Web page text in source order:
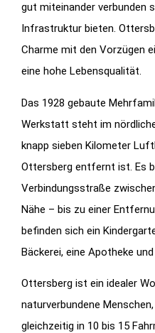
gut miteinander verbunden
Infrastruktur bieten.
Charme mit den Vorzügen
eine hohe Lebensqualität.
Das 1928 gebaute
Werkstatt steht im
knapp sieben Kilometer
Ottersberg entfernt ist. Es
Verbindungsstraße
Nähe – bis zu einer
befinden sich ein
Bäckerei, eine Apotheke
Ottersberg ist ein idealer
naturverbundene
gleichzeitig in 10 bis 15